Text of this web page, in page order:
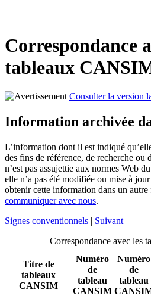
Correspondance
tableaux
Consulter la version
Information archivée
L’information dont il est indiqué
des fins de référence, de recherche ou
n’est pas assujettie aux normes Web
elle n’a pas été modifiée ou mise à
obtenir cette information dans un autre
communiquer avec nous.
Signes conventionnels | Suivant
Correspondance avec les
Titre de
tableaux
CANSIM
Numéro
de
tableau
CANSIM
Numéro
de
tableau